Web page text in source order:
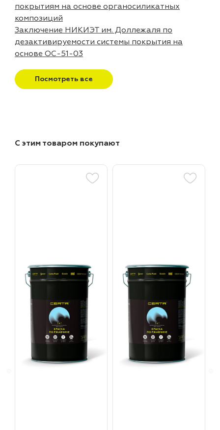
покрытиям на основе органосиликатных
композиций
Заключение НИКИЭТ им. Доллежаля по
дезактивируемости системы покрытия на
основе ОС-51-03
Посмотреть все
С этим товаром покупают